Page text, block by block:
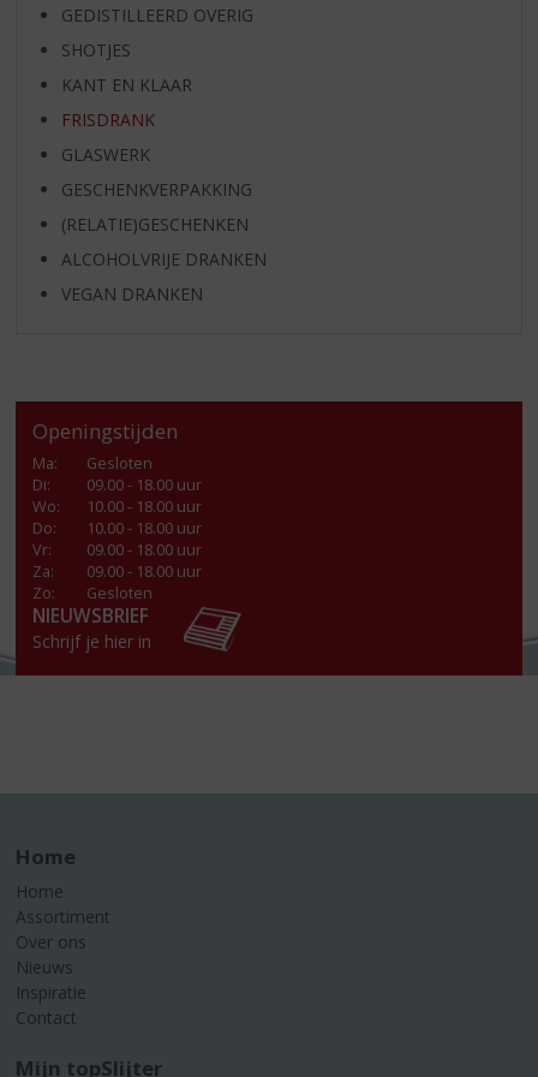
GEDISTILLEERD OVERIG
SHOTJES
KANT EN KLAAR
FRISDRANK
GLASWERK
GESCHENKVERPAKKING
(RELATIE)GESCHENKEN
ALCOHOLVRIJE DRANKEN
VEGAN DRANKEN
Openingstijden
Ma:
Gesloten
Di:
09.00 - 18.00 uur
Wo:
10.00 - 18.00 uur
Do:
10.00 - 18.00 uur
Vr:
09.00 - 18.00 uur
Za:
09.00 - 18.00 uur
Zo:
Gesloten
NIEUWSBRIEF
Schrijf je hier in
Home
Home
Assortiment
Over ons
Nieuws
Inspiratie
Contact
Mijn topSlijter